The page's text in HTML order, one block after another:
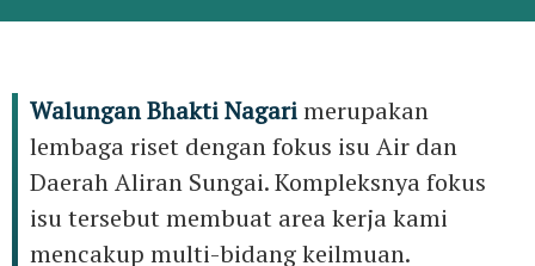
Walungan Bhakti Nagarimerupakan
lembaga riset dengan fokus isu Air dan
Daerah Aliran Sungai. Kompleksnya fokus
isu tersebut membuat area kerja kami
mencakup multi-bidang keilmuan.